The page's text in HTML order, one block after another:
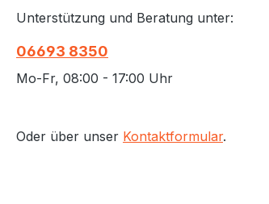
Unterstützung und Beratung unter:
06693 8350
Mo-Fr, 08:00 - 17:00 Uhr
Oder über unser Kontaktformular.